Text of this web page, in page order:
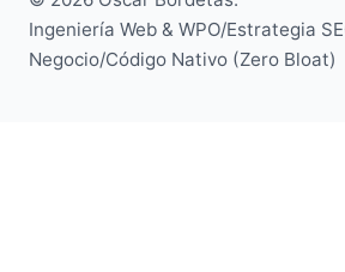
Ingeniería Web & WPO/Estrategia
Negocio/Código Nativo (Zero Bloat)